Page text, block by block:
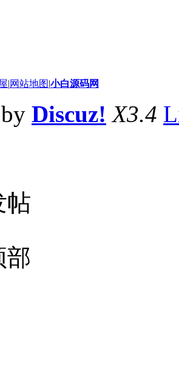
|网站地图|小白源码网
Discuz! X3.4
帖
部